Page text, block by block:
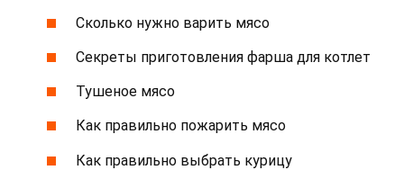
Сколько нужно варить мясо
Секреты приготовления фарша для котлет
Тушеное мясо
Как правильно пожарить мясо
Как правильно выбрать курицу